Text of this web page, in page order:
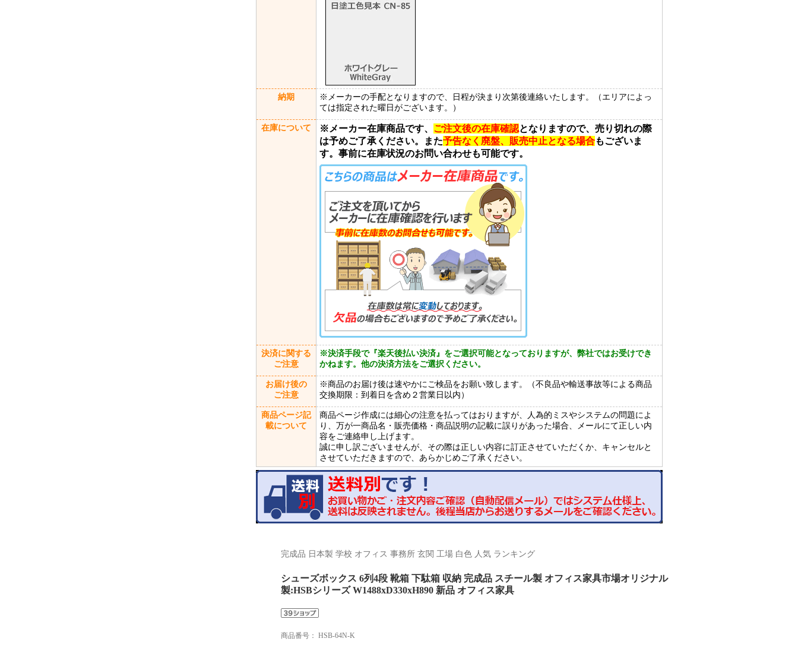
納期
※メーカーの手配となりますので、日程が決まり次第後連絡いたします。（エリアによっ
ては指定された曜日がございます。）
在庫について ※メーカー在庫商品です、 ご注文後の在庫確認となりますので、売り切れの際
は予めご了承ください。また予告なく廃盤、販売中止となる場合もございま
す。事前に在庫状況のお問い合わせも可能です。
決済に関する
ご注意
※決済手段で『楽天後払い決済』をご選択可能となっておりますが、弊社ではお受けでき
かねます。他の決済方法をご選択ください。
お届け後の
ご注意
※商品のお届け後は速やかにご検品をお願い致します。（不良品や輸送事故等による商品
交換期限：到着日を含め２営業日以内）
商品ページ記
載について
商品ページ作成には細心の注意を払ってはおりますが、人為的ミスやシステムの問題によ
り、万が一商品名・販売価格・商品説明の記載に誤りがあった場合、メールにて正しい内
容をご連絡申し上げます。
誠に申し訳ございませんが、その際は正しい内容に訂正させていただくか、キャンセルと
させていただきますので、あらかじめご了承ください。
完成品 日本製 学校 オフィス 事務所 玄関 工場 白色 人気 ランキング
シューズボックス 6列4段 靴箱 下駄箱 収納 完成品 スチール製 オフィス家具市場オリジナル
製:HSBシリーズ W1488xD330xH890 新品 オフィス家具
商品番号： HSB-64N-K